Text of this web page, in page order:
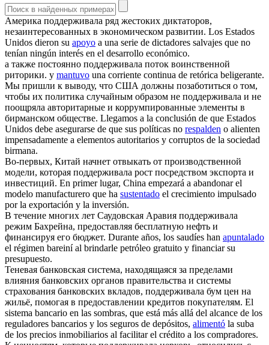
Америка поддерживала ряд жестоких диктаторов,
незаинтересованных в экономическом развитии. Los Estados
Unidos dieron su apoyo a una serie de dictadores salvajes que no
tenían ningún interés en el desarrollo económico.
а также постоянно поддерживала поток воинственной
риторики. y mantuvo una corriente continua de retórica beligerante.
Мы пришли к выводу, что США должны позаботиться о том,
чтобы их политика случайным образом не поддерживала и не
поощряла авторитарные и коррумпированные элементы в
бирманском обществе. Llegamos a la conclusión de que Estados
Unidos debe asegurarse de que sus políticas no respalden o alienten
impensadamente a elementos autoritarios y corruptos de la sociedad
birmana.
Во-первых, Китай начнет отвыкать от производственной
модели, которая поддерживала рост посредством экспорта и
инвестиций. En primer lugar, China empezará a abandonar el
modelo manufacturero que ha sustentado el crecimiento impulsado
por la exportación y la inversión.
В течение многих лет Саудовская Аравия поддерживала
режим Бахрейна, предоставляя бесплатную нефть и
финансируя его бюджет. Durante años, los saudíes han apuntalado
el régimen bareiní al brindarle petróleo gratuito y financiar su
presupuesto.
Теневая банковская система, находящаяся за пределами
влияния банковских органов правительства и системы
страхования банковских вкладов, поддерживала бум цен на
жильё, помогая в предоставлении кредитов покупателям. El
sistema bancario en las sombras, que está más allá del alcance de los
reguladores bancarios y los seguros de depósitos, alimentó la suba
de los precios inmobiliarios al facilitar el crédito a los compradores.